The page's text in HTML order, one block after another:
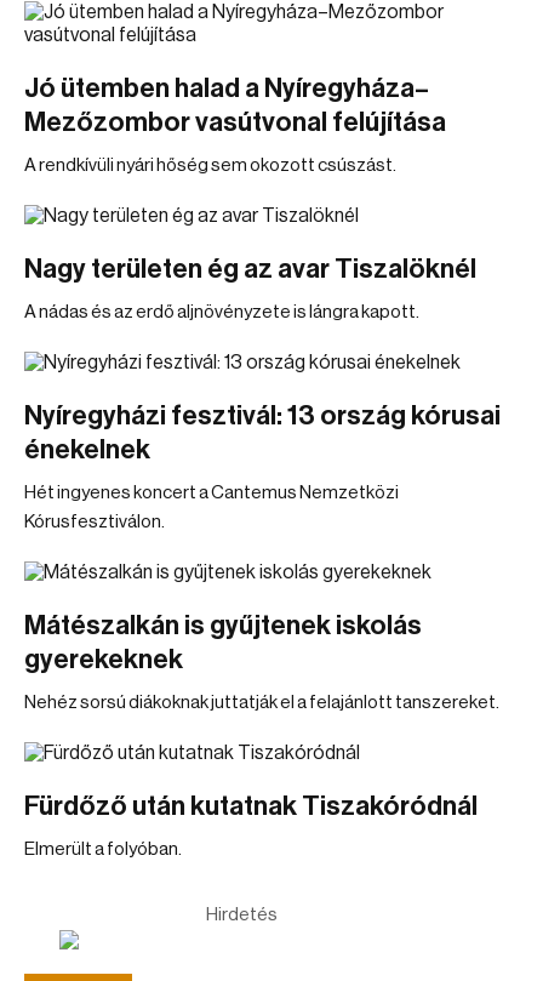
Jó ütemben halad a Nyíregyháza–
Mezőzombor vasútvonal felújítása
A rendkívüli nyári hőség sem okozott csúszást.
Nagy területen ég az avar Tiszalöknél
A nádas és az erdő aljnövényzete is lángra kapott.
Nyíregyházi fesztivál: 13 ország kórusai
énekelnek
Hét ingyenes koncert a Cantemus Nemzetközi
Kórusfesztiválon.
Mátészalkán is gyűjtenek iskolás
gyerekeknek
Nehéz sorsú diákoknak juttatják el a felajánlott tanszereket.
Fürdőző után kutatnak Tiszakóródnál
Elmerült a folyóban.
Hirdetés